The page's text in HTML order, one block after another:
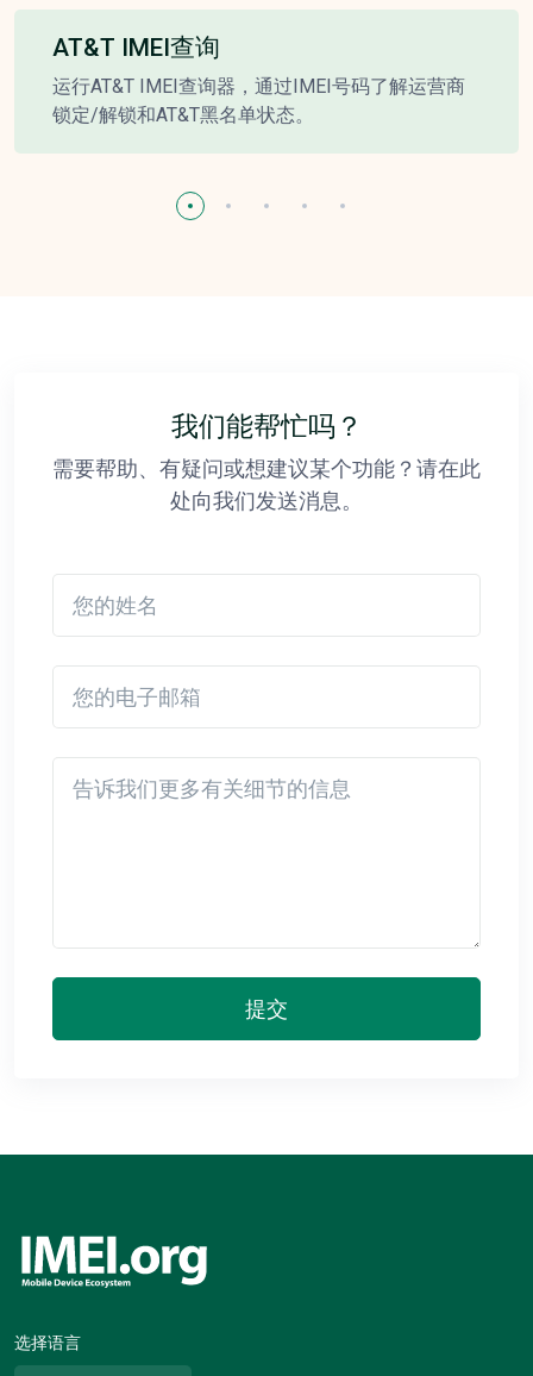
AT&T IMEI查询
运行AT&T IMEI查询器，通过IMEI号码了解运营商
锁定/解锁和AT&T黑名单状态。
我们能帮忙吗？
需要帮助、有疑问或想建议某个功能？请在此
处向我们发送消息。
提交
选择语言